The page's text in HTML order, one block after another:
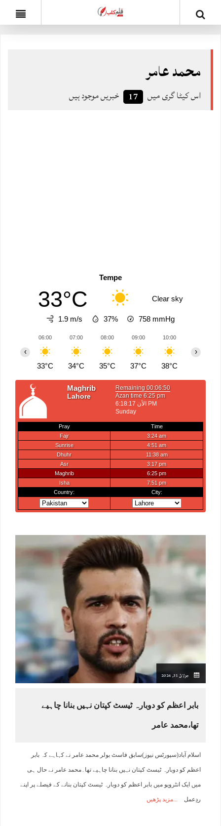
محمد عامر
اس کیٹا گری میں 17 خبریں موجود ہیں
Tempe
33°C Clear sky
1.9 m/s 37% 758 mmHg
06:00
33°C
07:00
34°C
08:00
35°C
09:00
37°C
10:00
38°C
‹ ›
جولائ 31, 2026
بابر اعظم کو دوبارہ ٹیسٹ کپتان نہیں بنانا چاہیے
تھا،محمد عامر
اسلام آباد(سپورٹس نیوز)سابق فاسٹ بولر محمد عامر نے کہاہے کہ بابر
اعظم کو دوبارہ ٹیسٹ کپتان نہیں بنانا چاہیے تھا۔محمد عامر نے حال ہی
میں ایک انٹرویو میں بابر اعظم کو دوبارہ ٹیسٹ کپتان بنانے کے فیصلے پر اپنے
ردِعمل مزید پڑھیں